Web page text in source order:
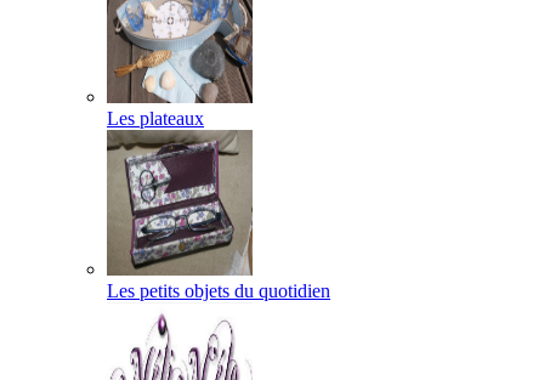
Les plateaux
Les petits objets du quotidien